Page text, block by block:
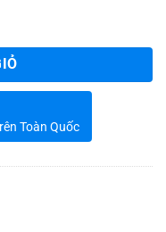
Toàn Quốc